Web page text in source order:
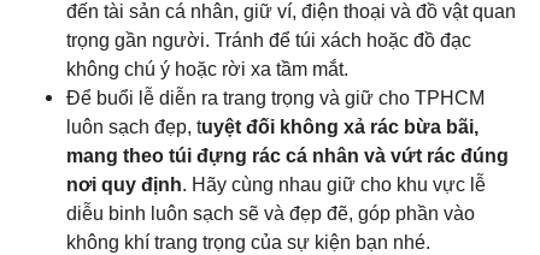
đến tài sản cá nhân, giữ ví, điện thoại và đồ vật quan
trọng gần người. Tránh để túi xách hoặc đồ đạc
không chú ý hoặc rời xa tầm mắt.
Để buổi lễ diễn ra trang trọng và giữ cho TPHCM
luôn sạch đẹp, tuyệt đối không xả rác bừa bãi,
mang theo túi đựng rác cá nhân và vứt rác đúng
nơi quy định. Hãy cùng nhau giữ cho khu vực lễ
diễu binh luôn sạch sẽ và đẹp đẽ, góp phần vào
không khí trang trọng của sự kiện bạn nhé.